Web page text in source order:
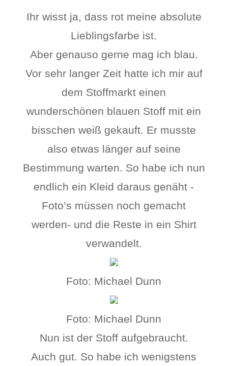
Ihr wisst ja, dass rot meine absolute
Lieblingsfarbe ist.
Aber genauso gerne mag ich blau.
Vor sehr langer Zeit hatte ich mir auf
dem Stoffmarkt einen
wunderschönen blauen Stoff mit ein
bisschen weiß gekauft. Er musste
also etwas länger auf seine
Bestimmung warten. So habe ich nun
endlich ein Kleid daraus genäht -
Foto’s müssen noch gemacht
werden- und die Reste in ein Shirt
verwandelt.
Foto: Michael Dunn
Foto: Michael Dunn
Nun ist der Stoff aufgebraucht.
Auch gut. So habe ich wenigstens